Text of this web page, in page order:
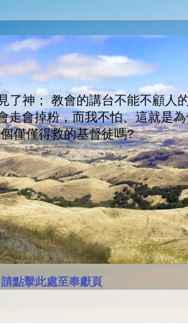
了神； 教會的講台不能不顧
走會掉粉，而我不怕、這就是
僅僅得救的基督徒嗎?
點擊此處至奉獻頁